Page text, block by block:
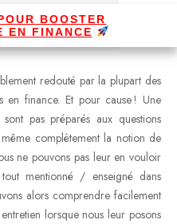
BOOSTER
EN FINANCE
redouté par la plupart des
en finance. Et pour cause ! Une
pas préparés aux questions
complètement la notion de
ne pouvons pas leur en vouloir
mentionné / enseigné dans
alors comprendre facilement
lorsque nous leur posons